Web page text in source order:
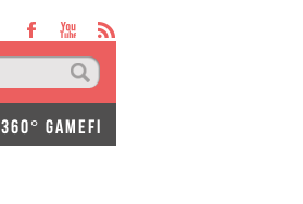
360° GAMEFI